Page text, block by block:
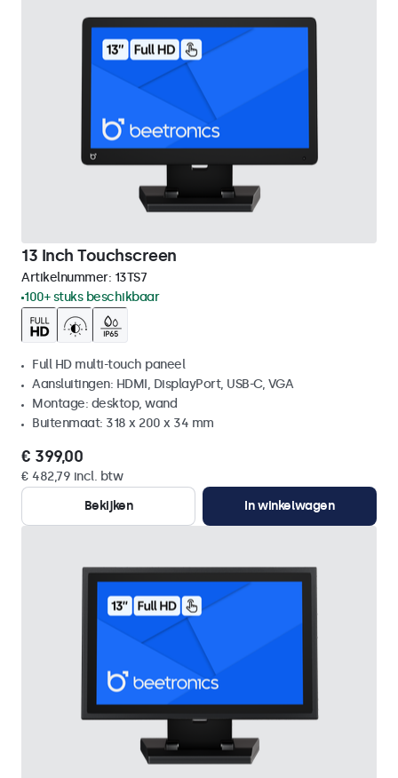
13 Inch Touchscreen
Artikelnummer: 13TS7
100+ stuks beschikbaar
Full HD multi-touch paneel
Aansluitingen: HDMI, DisplayPort, USB-C, VGA
Montage: desktop, wand
Buitenmaat: 318 x 200 x 34 mm
€ 399,00
€ 482,79 incl. btw
Bekijken
In winkelwagen